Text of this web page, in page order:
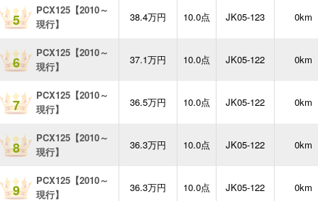
5
PCX125【2010～
現行】
38.4万円 10.0点 JK05-123 0km
6
PCX125【2010～
現行】
37.1万円 10.0点 JK05-122 0km
7
PCX125【2010～
現行】
36.5万円 10.0点 JK05-122 0km
8
PCX125【2010～
現行】
36.3万円 10.0点 JK05-122 0km
9
PCX125【2010～
現行】
36.3万円 10.0点 JK05-122 0km